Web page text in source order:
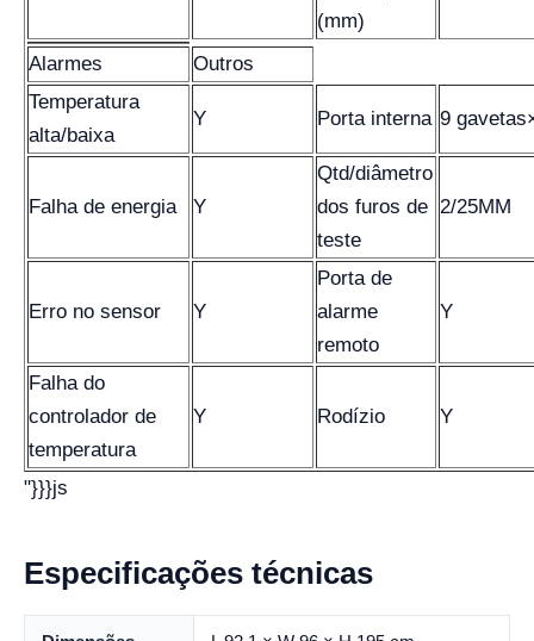
(mm)
Alarmes
Outros
Temperatura
alta/baixa
Y Porta interna 9
Falha de energia Y
Qtd/diâmetro
dos furos de
teste
2/25MM
Erro no sensor Y
Porta de
alarme
remoto
Y
Falha do
controlador de
temperatura
Y Rodízio Y
"}}}js
Especificações técnicas